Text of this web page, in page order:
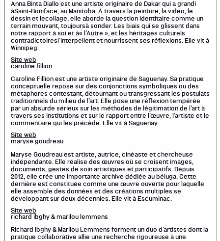
Anna Binta Diallo est une artiste originaire de Dakar qui a grandi
àSaint-Boniface, au Manitoba. À travers la peinture, la vidéo, le
dessin et lecollage, elle aborde la question identitaire comme un
terrain mouvant, toujoursà sonder. Les biais qui se glissent dans
notre rapport à soi et à« l’Autre », et les héritages culturels
contradictoiresl’interpellent et nourrissent ses réflexions. Elle vit à
Winnipeg.
Site web
caroline fillion
Caroline Fillion est une artiste originaire de Saguenay. Sa pratique
conceptuelle repose sur des conjonctions symboliques ou des
métaphores contestant, détournant ou transgressant les postulats
traditionnels du milieu de l’art. Elle pose une réflexion tempérée
par un absurde sérieux sur les méthodes de légitimation de l’art à
travers ses institutions et sur le rapport entre l’œuvre, l’artiste et le
commentaire qui les précède. Elle vit à Saguenay.
Site web
maryse goudreau
Maryse Goudreau est artiste, autrice, cinéaste et chercheuse
indépendante. Elle réalise des œuvres où se croisent images,
documents, gestes de soin artistiques et participatifs. Depuis
2012, elle crée une importante archive dédiée au béluga. Cette
dernière est constituée comme une œuvre ouverte pour laquelle
elle assemble des données et des créations multiples se
développant sur deux décennies. Elle vit à Escuminac.
Site web
richard ibghy & marilou lemmens
Richard Ibghy & Marilou Lemmens forment un duo d’artistes dont la
pratique collaborative allie une recherche rigoureuse à une